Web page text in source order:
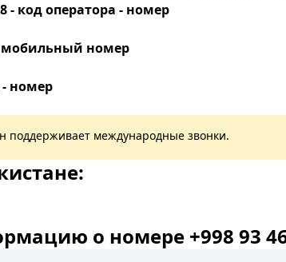
- код оператора - номер
мобильный номер
- номер
поддерживает международные звонки.
о номере +998 93